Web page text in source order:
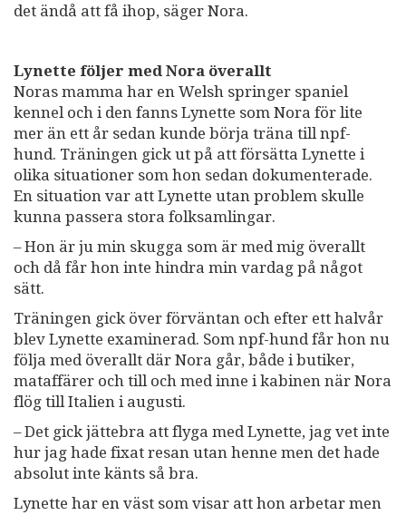
det ändå att få ihop, säger Nora.
Lynette följer med Nora överallt
Noras mamma har en Welsh springer spaniel
kennel och i den fanns Lynette som Nora för lite
mer än ett år sedan kunde börja träna till npf-
hund. Träningen gick ut på att försätta Lynette i
olika situationer som hon sedan dokumenterade.
En situation var att Lynette utan problem skulle
kunna passera stora folksamlingar.
– Hon är ju min skugga som är med mig överallt
och då får hon inte hindra min vardag på något
sätt.
Träningen gick över förväntan och efter ett halvår
blev Lynette examinerad. Som npf-hund får hon nu
följa med överallt där Nora går, både i butiker,
mataffärer och till och med inne i kabinen när Nora
flög till Italien i augusti.
– Det gick jättebra att flyga med Lynette, jag vet inte
hur jag hade fixat resan utan henne men det hade
absolut inte känts så bra.
Lynette har en väst som visar att hon arbetar men